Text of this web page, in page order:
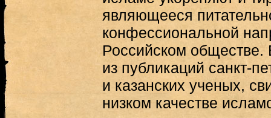
являющееся
конфессиональной
Российском обществе.
из публикаций санкт-
и казанских ученых,
низком качестве